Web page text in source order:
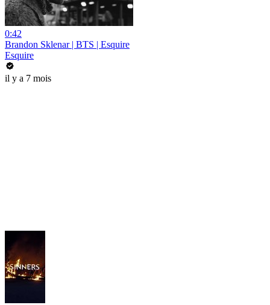
0:42
Brandon Sklenar | BTS | Esquire
Esquire
il y a 7 mois